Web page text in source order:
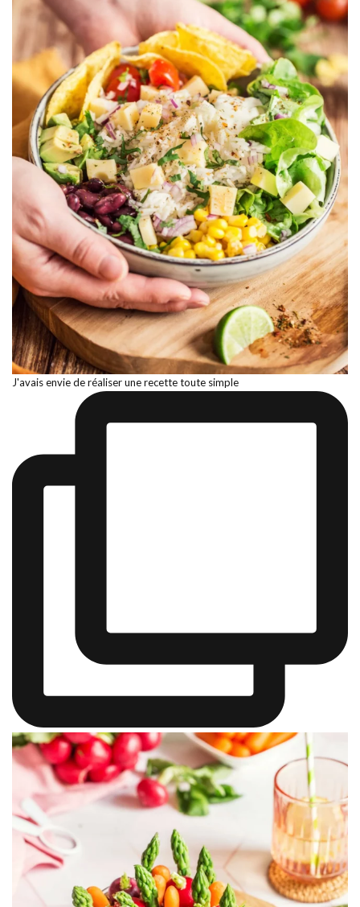
J'avais envie de réaliser une recette toute simple